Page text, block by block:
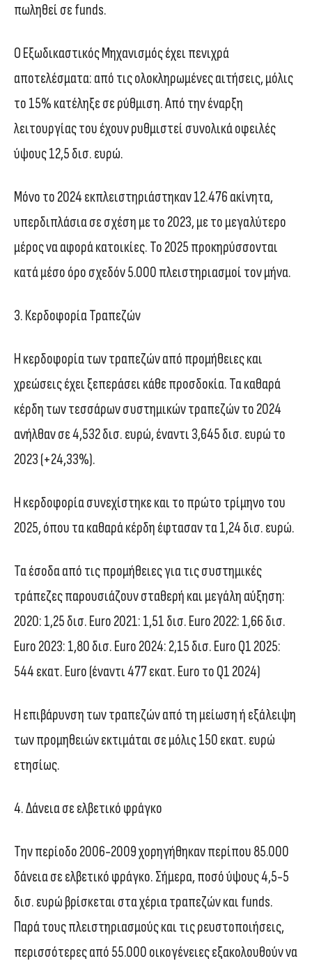
πωληθεί σε funds.
Ο Εξωδικαστικός Μηχανισμός έχει πενιχρά
αποτελέσματα: από τις ολοκληρωμένες αιτήσεις, μόλις
το 15% κατέληξε σε ρύθμιση. Από την έναρξη
λειτουργίας του έχουν ρυθμιστεί συνολικά οφειλές
ύψους 12,5 δισ. ευρώ.
Μόνο το 2024 εκπλειστηριάστηκαν 12.476 ακίνητα,
υπερδιπλάσια σε σχέση με το 2023, με το μεγαλύτερο
μέρος να αφορά κατοικίες. Το 2025 προκηρύσσονται
κατά μέσο όρο σχεδόν 5.000 πλειστηριασμοί τον μήνα.
3. Κερδοφορία Τραπεζών
Η κερδοφορία των τραπεζών από προμήθειες και
χρεώσεις έχει ξεπεράσει κάθε προσδοκία. Τα καθαρά
κέρδη των τεσσάρων συστημικών τραπεζών το 2024
ανήλθαν σε 4,532 δισ. ευρώ, έναντι 3,645 δισ. ευρώ το
2023 (+24,33%).
Η κερδοφορία συνεχίστηκε και το πρώτο τρίμηνο του
2025, όπου τα καθαρά κέρδη έφτασαν τα 1,24 δισ. ευρώ.
Τα έσοδα από τις προμήθειες για τις συστημικές
τράπεζες παρουσιάζουν σταθερή και μεγάλη αύξηση:
2020: 1,25 δισ. Euro 2021: 1,51 δισ. Euro 2022: 1,66 δισ.
Euro 2023: 1,80 δισ. Euro 2024: 2,15 δισ. Euro Q1 2025:
544 εκατ. Euro (έναντι 477 εκατ. Euro το Q1 2024)
Η επιβάρυνση των τραπεζών από τη μείωση ή εξάλειψη
των προμηθειών εκτιμάται σε μόλις 150 εκατ. ευρώ
ετησίως.
4. Δάνεια σε ελβετικό φράγκο
Την περίοδο 2006-2009 χορηγήθηκαν περίπου 85.000
δάνεια σε ελβετικό φράγκο. Σήμερα, ποσό ύψους 4,5-5
δισ. ευρώ βρίσκεται στα χέρια τραπεζών και funds.
Παρά τους πλειστηριασμούς και τις ρευστοποιήσεις,
περισσότερες από 55.000 οικογένειες εξακολουθούν να